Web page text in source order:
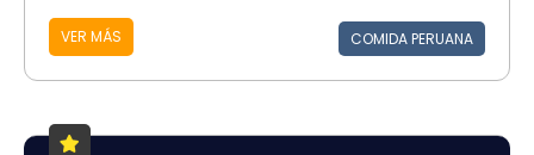
VER MÁS COMIDA PERUANA